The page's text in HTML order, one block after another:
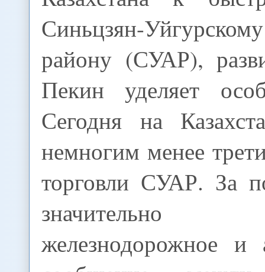
Синьцзян-
району (СУАР),
Пекин уделяет
Сегодня на
немногим менее
торговли СУАР. За
значительно
железнодорожное и